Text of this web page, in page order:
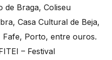
de Braga, Coliseu
Casa Cultural de Beja,
Porto, entre ouros.
– Festival